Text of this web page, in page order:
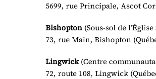
5699, rue Principale, Ascot
Bishopton (Sous-sol de
73, rue Main, Bishopton
Lingwick(Centre
72, route 108, Lingwick